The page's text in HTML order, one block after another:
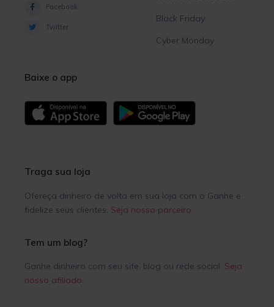
Facebook
Twitter
Black Friday
Cyber Monday
Baixe o app
Traga sua loja
Ofereça dinheiro de volta em sua loja com o Ganhe e
fidelize seus clientes. Seja nosso parceiro.
Tem um blog?
Ganhe dinheiro com seu site, blog ou rede social. Seja
nosso afiliado.